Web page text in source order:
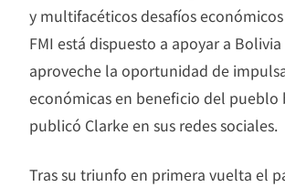
y multifacéticos desafíos económicos
FMI está dispuesto a apoyar a
aproveche la oportunidad de
económicas en beneficio del pueblo
publicó Clarke en sus redes sociales.
Tras su triunfo en primera vuelta el